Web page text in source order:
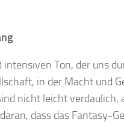
Ton, der uns
in der Macht und
nicht leicht
dass das Fantasy-